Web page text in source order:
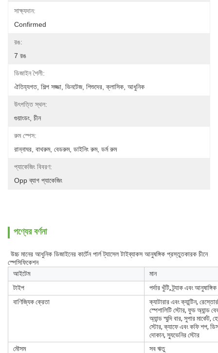
সাক্ষ্যদান:
Confirmed
রঙ:
7 রঙ
ডিজাইন শৈলী:
ঐতিহ্যগত, শিল্প সজ্জা, ভিনটেজ, শিশুদের, ক্লাসিক, আধুনিক
উৎপত্তি স্থল:
গুয়াংডং, চীন
রুম স্পেস:
রান্নাঘর, বাথরুম, বেডরুম, ডাইনিং রুম, ডর্ম রুম
প্যাকেজিং বিবরণ:
Opp ব্যাগ প্যাকেজিং
পণ্যের বর্ণনা
উচ্চ মানের আধুনিক ডিজাইনের কার্টেন পার্ল ট্যাসেল টাইব্যাকস আনুষঙ্গিক প্রস্তুতকারক চীনে
স্পেসিফিকেশন
আইটেম
মান
টাইপ
পর্দার খুঁটি, ট্র্যাক এবং আনুষাঙ্গিক
বাণিজ্যিক ক্রেতা
ক্যাটারার এবং ক্যান্টিন,
স্পেশালিটি স্টোর, ফুড অ্যান্ড
অ্যান্ড স্মুদি বার, সুপার মার্কেট,
স্টোর, ক্যাফে এবং কফি শপ,
দোকান, স্যুভেনির স্টোর
মৌসম
সব ঋতু